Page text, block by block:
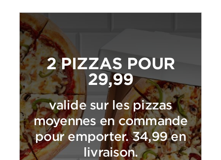
2 PIZZAS POUR
29,99
valide sur les pizzas
moyennes en commande
pour emporter. 34,99 en
livraison.